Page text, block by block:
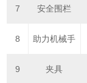
7 安全围栏
8 助力机械手
9 夹具